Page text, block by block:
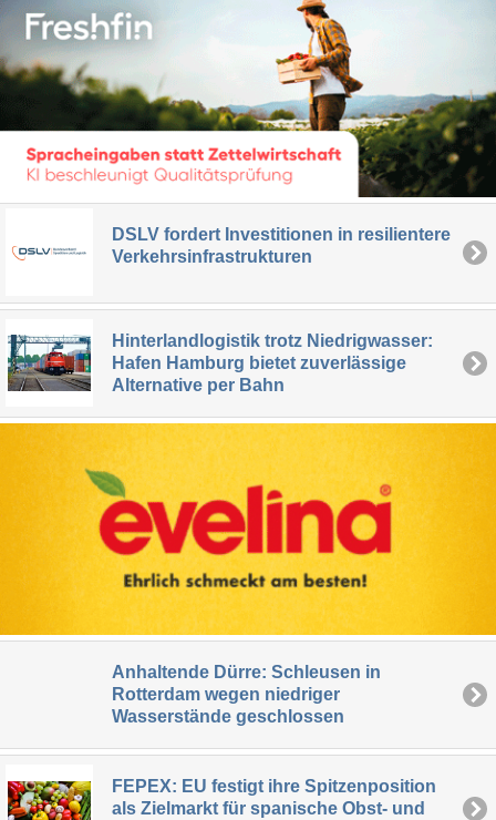
DSLV fordert Investitionen in resilientere
Verkehrsinfrastrukturen
Hinterlandlogistik trotz Niedrigwasser:
Hafen Hamburg bietet zuverlässige
Alternative per Bahn
Anhaltende Dürre: Schleusen in
Rotterdam wegen niedriger
Wasserstände geschlossen
FEPEX: EU festigt ihre Spitzenposition
als Zielmarkt für spanische Obst- und